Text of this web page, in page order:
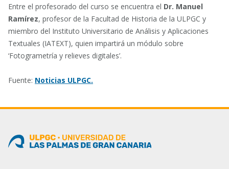
Entre el profesorado del curso se encuentra el Dr. Manuel
Ramírez, profesor de la Facultad de Historia de la ULPGC y
miembro del Instituto Universitario de Análisis y Aplicaciones
Textuales (IATEXT), quien impartirá un módulo sobre
‘Fotogrametría y relieves digitales’.
Fuente: Noticias ULPGC.